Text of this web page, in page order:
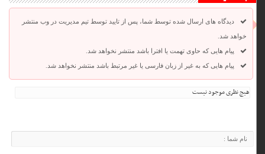
دیدگاه های ارسال شده توسط شما، پس از تایید توسط تیم مدیریت در وب منتشر
خواهد شد.
پیام هایی که حاوی تهمت یا افترا باشد منتشر نخواهد شد.
پیام هایی که به غیر از زبان فارسی یا غیر مرتبط باشد منتشر نخواهد شد.
هیچ نظری موجود نیست